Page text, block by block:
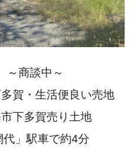
～商談中～
賀・生活便良い売地
下多賀売り土地
代」駅車で約4分